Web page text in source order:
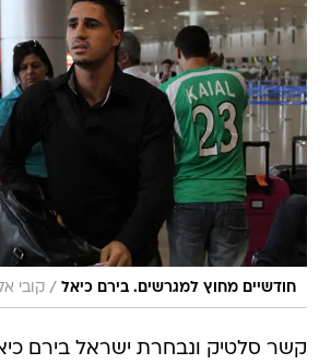
חודשיים מחוץ למגרשים. בירם כיאל / קובי
קשר סלטיק ונבחרת ישראל בירם